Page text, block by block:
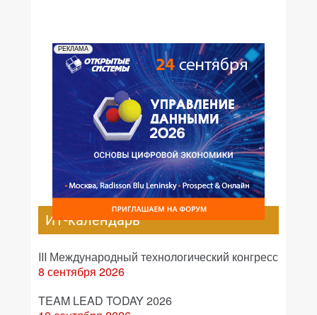
РЕКЛАМА
ИТ-календарь
III Международный технологический конгресс
8 сентября 2026
TEAM LEAD TODAY 2026